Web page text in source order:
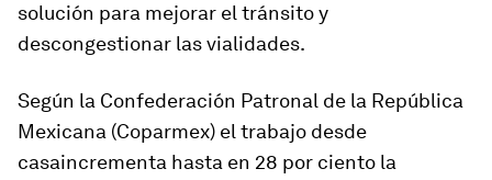
solución para mejorar el tránsito y
descongestionar las vialidades.
Según la Confederación Patronal de la República
Mexicana (Coparmex) el trabajo desde
casaincrementa hasta en 28 por ciento la